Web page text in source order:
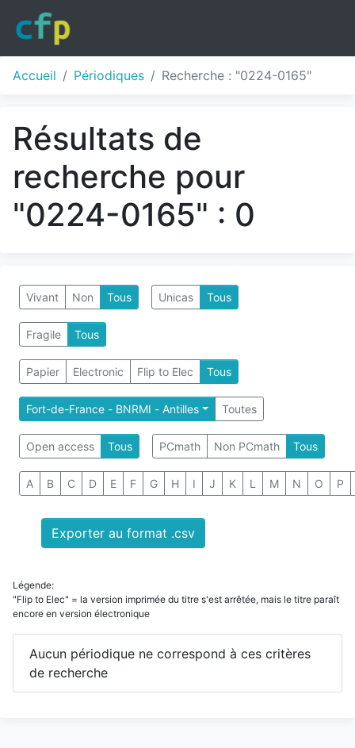
Accueil Périodiques Recherche : "0224-0165"
Résultats de
recherche pour
"0224-0165" : 0
Vivant Non Tous Unicas Tous
Fragile Tous
Papier Electronic Flip to Elec Tous
Fort-de-France - BNRMI - Antilles Toutes
Open access Tous PCmath Non PCmath Tous
A B C D E F G H I J K L M N O P
Exporter au format .csv
Légende:
"Flip to Elec" = la version imprimée du titre s'est arrêtée, mais le titre paraît
encore en version électronique
Aucun périodique ne correspond à ces critères
de recherche